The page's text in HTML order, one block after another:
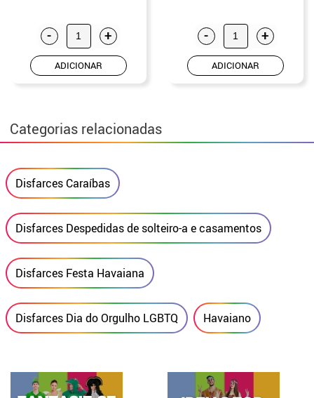
- +
ADICIONAR
- +
ADICIONAR
Categorias relacionadas
Disfarces Caraíbas
Disfarces Despedidas de solteiro-a e casamentos
Disfarces Festa Havaiana
Disfarces Dia do Orgulho LGBTQ Havaiano